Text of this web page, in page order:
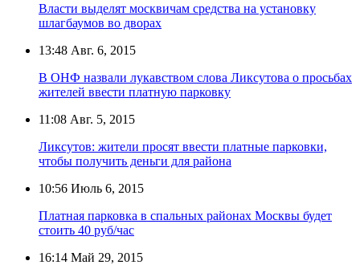
Власти выделят москвичам средства на установку
шлагбаумов во дворах
13:48 Авг. 6, 2015
В ОНФ назвали лукавством слова Ликсутова о просьбах
жителей ввести платную парковку
11:08 Авг. 5, 2015
Ликсутов: жители просят ввести платные парковки,
чтобы получить деньги для района
10:56 Июль 6, 2015
Платная парковка в спальных районах Москвы будет
стоить 40 руб/час
16:14 Май 29, 2015